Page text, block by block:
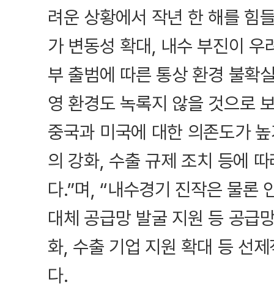
려운 상황에서 작년 한 해를 힘
가 변동성 확대, 내수 부진이
부 출범에 따른 통상 환경 불확
영 환경도 녹록지 않을 것으로
중국과 미국에 대한 의존도가
의 강화, 수출 규제 조치 등에
다.”며, “내수경기 진작은 물론
대체 공급망 발굴 지원 등 공급
화, 수출 기업 지원 확대 등 선
다.